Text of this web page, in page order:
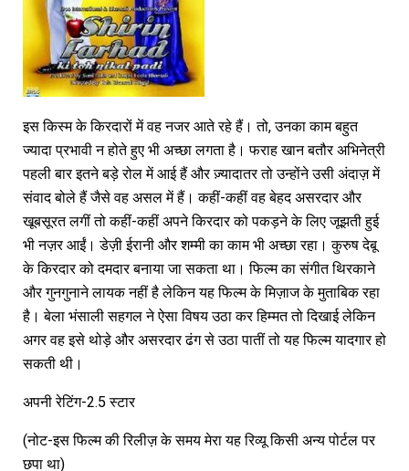
इस किस्म के किरदारों में वह नजर आते रहे हैं। तो, उनका काम बहुत
ज्यादा प्रभावी न होते हुए भी अच्छा लगता है। फराह खान बतौर अभिनेत्री
पहली बार इतने बड़े रोल में आई हैं और ज़्यादातर तो उन्होंने उसी अंदाज़ में
संवाद बोले हैं जैसे वह असल में हैं। कहीं-कहीं वह बेहद असरदार और
खूबसूरत लगीं तो कहीं-कहीं अपने किरदार को पकड़ने के लिए जूझती हुई
भी नज़र आईं। डेज़ी ईरानी और शम्मी का काम भी अच्छा रहा। कुरुष देबू
के किरदार को दमदार बनाया जा सकता था। फिल्म का संगीत थिरकाने
और गुनगुनाने लायक नहीं है लेकिन यह फिल्म के मिज़ाज के मुताबिक रहा
है। बेला भंसाली सहगल ने ऐसा विषय उठा कर हिम्मत तो दिखाई लेकिन
अगर वह इसे थोड़े और असरदार ढंग से उठा पातीं तो यह फिल्म यादगार हो
सकती थी।
अपनी रेटिंग-2.5 स्टार
(नोट-इस फिल्म की रिलीज़ के समय मेरा यह रिव्यू किसी अन्य पोर्टल पर
छपा था)